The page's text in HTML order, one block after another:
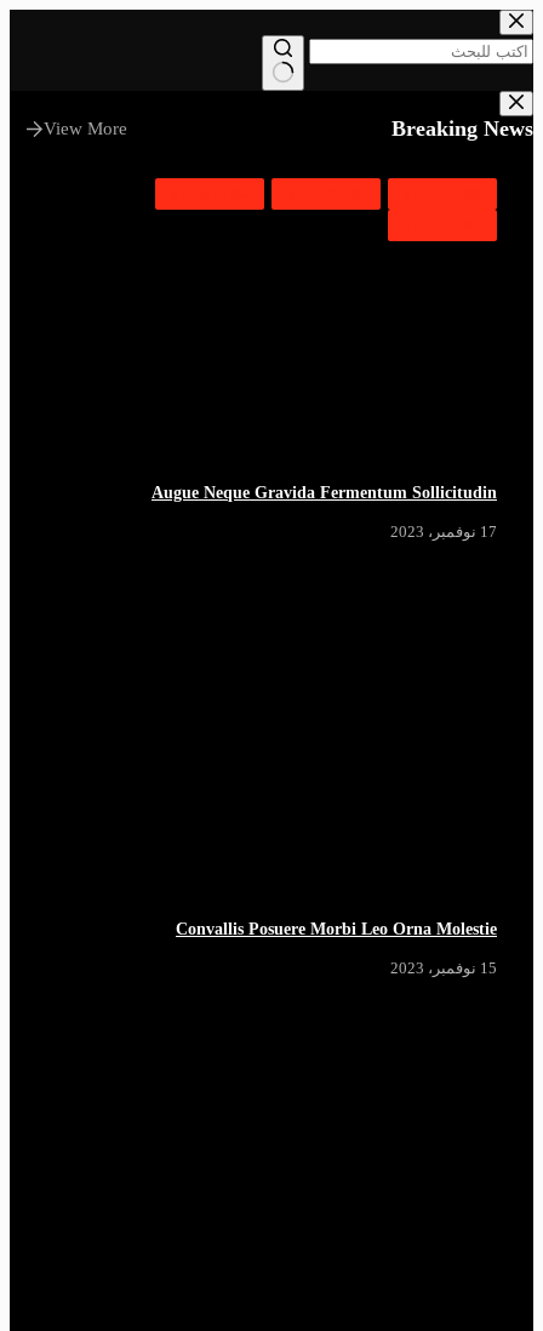
التجاوز
إلى
المحتوى
توجد
Breaking News
View More
Augue Neque Gravida Fermentum Sollicitudin
17 نوفمبر، 2023
Convallis Posuere Morbi Leo Orna Molestie
15 نوفمبر، 2023